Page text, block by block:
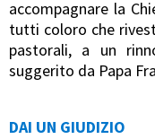
accompagnare la
tutti coloro che
pastorali, a un
suggerito da Papa
DAI UN GIUDIZIO